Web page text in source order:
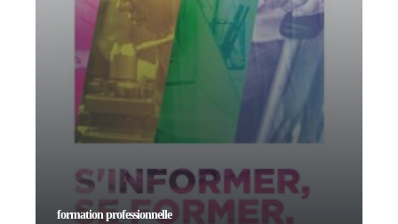
formation professionnelle